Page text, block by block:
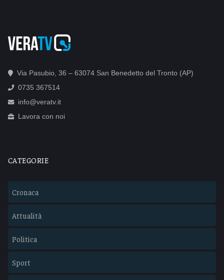
Via Pasubio, 36 – 63074 San Benedetto del Tronto (AP)
0735 367514
info@veratv.it
Lavora con noi
CATEGORIE
Cronaca
Attualità
Politica
Sport